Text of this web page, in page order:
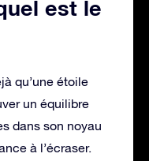
est le
qu’une étoile
un équilibre
dans son noyau
à l’écraser.